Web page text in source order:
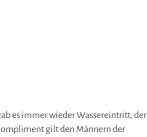
es immer wieder Wassereintritt, der
gilt den Männern der